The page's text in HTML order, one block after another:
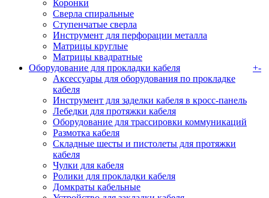
Коронки
Сверла спиральные
Ступенчатые сверла
Инструмент для перфорации металла
Матрицы круглые
Матрицы квадратные
Оборудование для прокладки кабеля
+-
Аксессуары для оборудования по прокладке
кабеля
Инструмент для заделки кабеля в кросс-панель
Лебедки для протяжки кабеля
Оборудование для трассировки коммуникаций
Размотка кабеля
Складные шесты и пистолеты для протяжки
кабеля
Чулки для кабеля
Ролики для прокладки кабеля
Домкраты кабельные